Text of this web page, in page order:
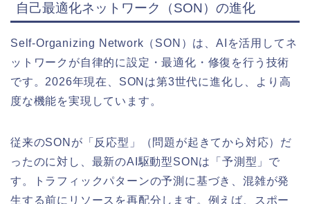
自己最適化ネットワーク（SON）の進化
Self-Organizing Network（SON）は、AIを活用してネ
ットワークが自律的に設定・最適化・修復を行う技術
です。2026年現在、SONは第3世代に進化し、より高
度な機能を実現しています。
従来のSONが「反応型」（問題が起きてから対応）だ
ったのに対し、最新のAI駆動型SONは「予測型」で
す。トラフィックパターンの予測に基づき、混雑が発
生する前にリソースを再配分します。例えば、スポー